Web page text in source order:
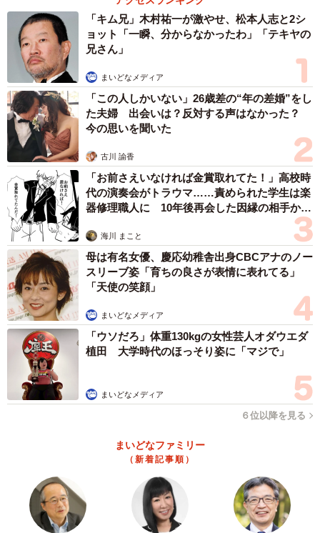
「キム兄」木村祐一が激やせ、松本人志と2シ
ョット「一瞬、分からなかったわ」「テキヤの
兄さん」
まいどなメディア
「この人しかいない」26歳差の“年の差婚”をし
た夫婦 出会いは？反対する声はなかった？
今の思いを聞いた
古川 諭香
「お前さえいなければ金賞取れてた！」高校時
代の演奏会がトラウマ……責められた学生は楽
器修理職人に 10年後再会した因縁の相手から
海川 まこと
母は有名女優、慶応幼稚舎出身CBCアナのノー
スリーブ姿「育ちの良さが表情に表れてる」
「天使の笑顔」
まいどなメディア
「ウソだろ」体重130kgの女性芸人オダウエダ
植田 大学時代のほっそり姿に「マジで」
まいどなメディア
６位以降を見る
まいどなファミリー
（新着記事順）